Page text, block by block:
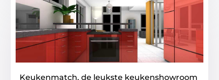
Keukenmatch, de leukste keukenshowroom